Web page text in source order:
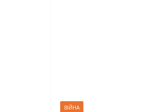
ВІЙНА